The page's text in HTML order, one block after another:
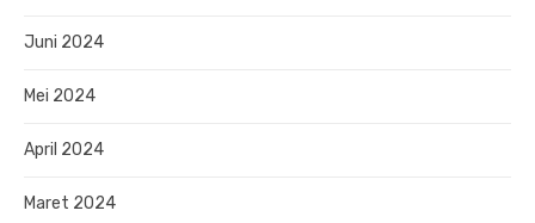
Juni 2024
Mei 2024
April 2024
Maret 2024